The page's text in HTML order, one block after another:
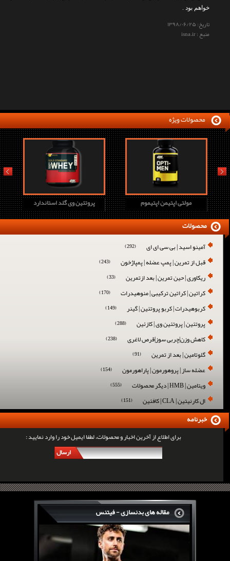
خواهم بود .
تاریخ:۱۳۹۸/۰۶/۲۵
منبع : isna.ir
محصولات ویژه
پروتئین وی گلد مولتی اپتیمن اپتیموم اچ دی جدید
prev next
آمینو اسید | بی سی ای ای (292)
قبل از تمرین | پمپ عضله | پمپاژخون (243)
ریکاوری | حین تمرین | بعد ازتمرین (33)
کراتین | کراتین ترکیبی | منوهیدرات (170)
کربوهیدرات | کربو پروتئین | گینر (149)
پروتئین | پروتئین وی | کازئین (288)
کاهش وزن|چربی سوز|قرص لاغری (238)
گلوتامین | بعد از تمرین (91)
عضله ساز | پروهورمون | پاراهورمون (154)
ویتامین | HMB | دیگر محصولات (555)
ال کارنیتین | CLA | کافئین (151)
محصولات
برای اطلاع از آخرین اخبار و محصولات، لطفا ایمیل خود را وارد نمایید :
ارسال
خبرنامه
مقاله های بدنسازی - فیتنس
سرگی کنستانس چگونه بر روی بازو های فوق العاده...